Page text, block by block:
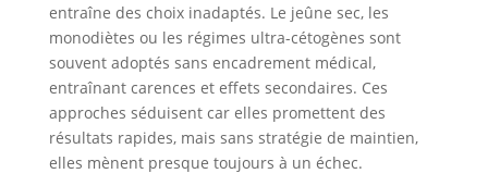
entraîne des choix inadaptés. Le jeûne sec, les
monodiètes ou les régimes ultra-cétogènes sont
souvent adoptés sans encadrement médical,
entraînant carences et effets secondaires. Ces
approches séduisent car elles promettent des
résultats rapides, mais sans stratégie de maintien,
elles mènent presque toujours à un échec.